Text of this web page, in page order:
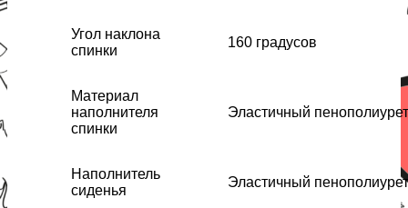
Угол наклона
спинки
160 градусов
Материал
наполнителя
спинки
Эластичный
Наполнитель
сиденья
Эластичный